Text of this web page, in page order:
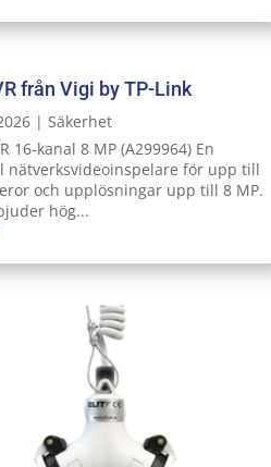
från Vigi by TP-Link
| Säkerhet
16-kanal 8 MP (A299964) En
nätverksvideoinspelare för upp till
och upplösningar upp till 8 MP.
hög...